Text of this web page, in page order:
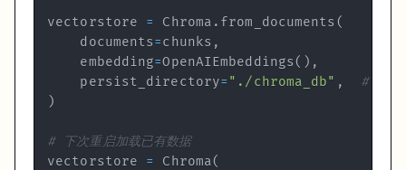
向量数据库参考：Chroma 文档|FAISS|Pinecone
vectorstore = Chroma . from_documents (
    documents
=chunks ,
    embedding
=OpenAIEmbeddings( ) ,
    persist_directory
= "./chroma_db" ,
# 持久
)
# 下次重启加载已有数据
vectorstore = Chroma(